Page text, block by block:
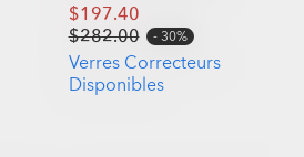
$197.40
$282.00
30%
Verres Correcteurs
Disponibles